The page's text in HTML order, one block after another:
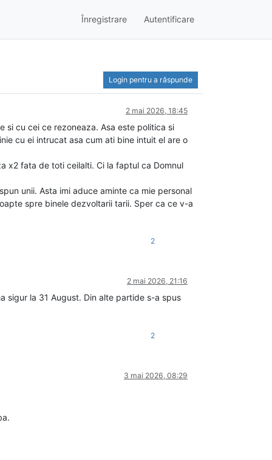
Înregistrare Autentificare
Login pentru a răspunde
2 mai 2026, 18:45
si cu cei ce rezoneaza. Asa este politica si
cu ei intrucat asa cum ati bine intuit el are o
x2 fata de toti ceilalti. Ci la faptul ca Domnul
unii. Asta imi aduce aminte ca mie personal
spre binele dezvoltarii tarii. Sper ca ce v-a
2
2 mai 2026, 21:16
sigur la 31 August. Din alte partide s-a spus
2
3 mai 2026, 08:29